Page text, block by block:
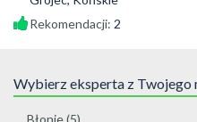
Rekomendacji: 2
Wybierz eksperta z Twojego
Błonie(5)